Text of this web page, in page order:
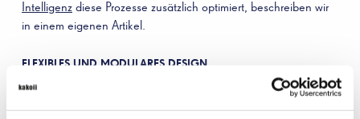
Intelligenz diese Prozesse zusätzlich optimiert, beschreiben wir
in einem eigenen Artikel.
FLEXIBLES UND MODULARES DESIGN
Ein flexibles und modulares
ermöglicht es,